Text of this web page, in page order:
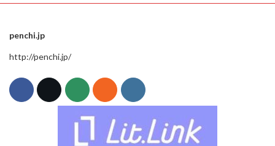
penchi.jp
http://penchi.jp/